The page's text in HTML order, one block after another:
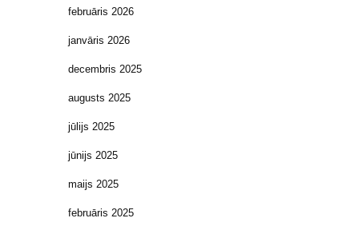
februāris 2026
janvāris 2026
decembris 2025
augusts 2025
jūlijs 2025
jūnijs 2025
maijs 2025
februāris 2025